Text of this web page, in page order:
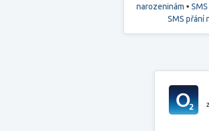
narozeninám •
SMS přání